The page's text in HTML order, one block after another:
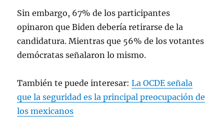
Sin embargo, 67% de los participantes
opinaron que Biden debería retirarse de la
candidatura. Mientras que 56% de los votantes
demócratas señalaron lo mismo.
También te puede interesar:La OCDE señala
que la seguridad es la principal preocupación de
los mexicanos